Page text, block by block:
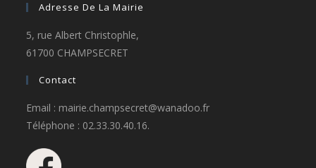
Adresse De La Mairie
5, rue Albert Christophle,
61700 CHAMPSECRET
Contact
Email : mairie.champsecret@wanadoo.fr
Téléphone : 02.33.30.40.16.